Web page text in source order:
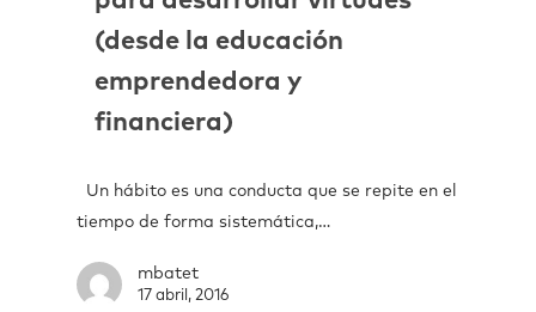
(desde la educación
emprendedora y
financiera)
Un hábito es una conducta que se repite en el
tiempo de forma sistemática,…
mbatet
17 abril, 2016